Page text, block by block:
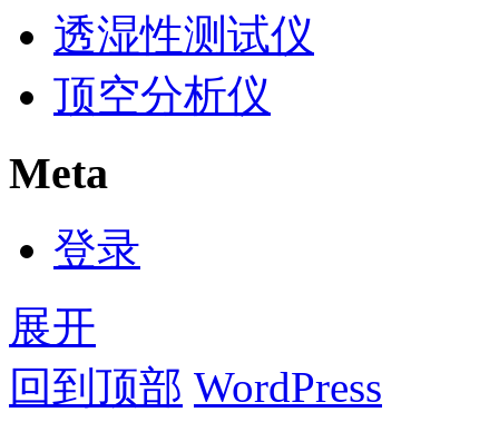
透湿性测试仪
顶空分析仪
Meta
登录
展开
回到顶部 WordPress